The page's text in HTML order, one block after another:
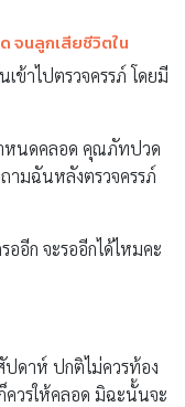
จนลูกเสียชีวิตใน
าไปตรวจครรภ์ โดยมี
หนดคลอด คุณภัทปวด
ามฉันหลังตรวจครรภ์
อีก จะรออีกได้ไหมคะ
ดาห์ ปกติไม่ควรท้อง
วรให้คลอด มิฉะนั้นจะ